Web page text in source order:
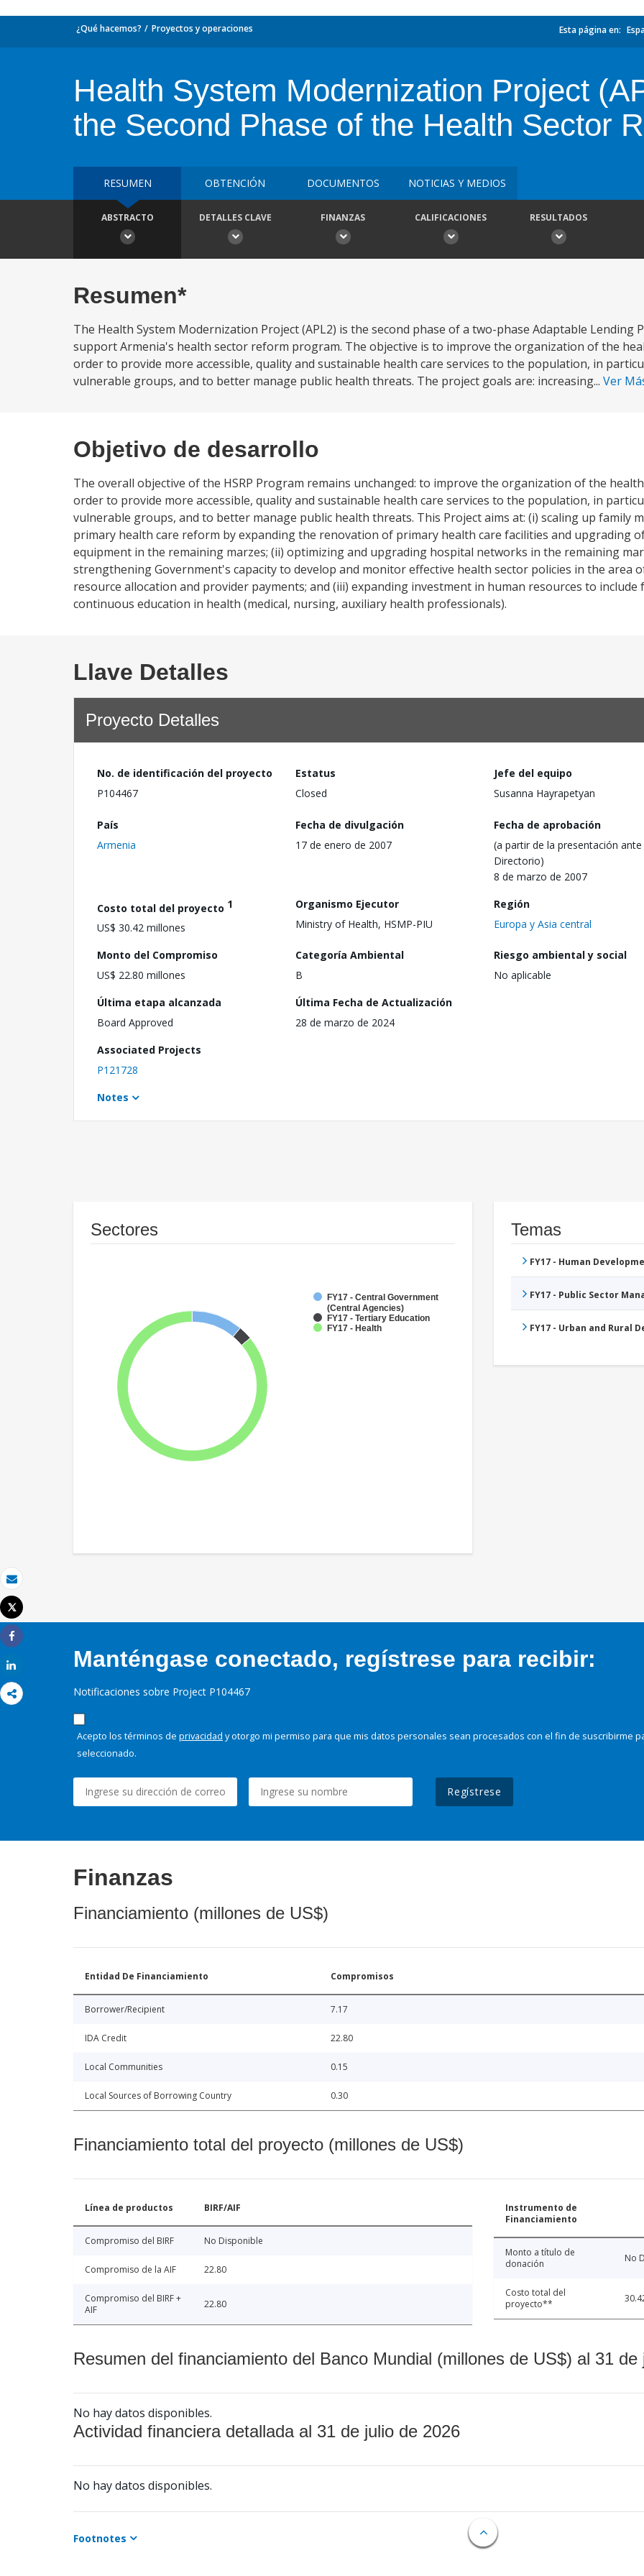
Correo electrónico
Imprimir
Tweet
Share
¿Qué hacemos? Proyectos y operaciones Esta página en:
Health System Modernization Project
the Second Phase of the Health Sector
RESUMEN OBTENCIÓN DOCUMENTOS NOTICIAS Y MEDIOS
ABSTRACTO DETALLES CLAVE FINANZAS CALIFICACIONES RESULTADOS
Resumen*
The Health System Modernization Project (APL2) is the second phase of a two-phase Adaptable Lending
support Armenia's health sector reform program. The objective is to improve the organization of the
order to provide more accessible, quality and sustainable health care services to the population, in
vulnerable groups, and to better manage public health threats. The project goals are: increasing... Ver
Objetivo de desarrollo
The overall objective of the HSRP Program remains unchanged: to improve the organization of the
order to provide more accessible, quality and sustainable health care services to the population, in
vulnerable groups, and to better manage public health threats. This Project aims at: (i) scaling up family
primary health care reform by expanding the renovation of primary health care facilities and upgrading
equipment in the remaining marzes; (ii) optimizing and upgrading hospital networks in the remaining
strengthening Government's capacity to develop and monitor effective health sector policies in the area
resource allocation and provider payments; and (iii) expanding investment in human resources to include
continuous education in health (medical, nursing, auxiliary health professionals).
Llave Detalles
Proyecto Detalles
No. de identificación del proyecto
P104467
Estatus
Closed
Jefe del equipo
Susanna Hayrapetyan
País
Armenia
Fecha de divulgación
17 de enero de 2007
Fecha de aprobación
(a partir de la presentación ante
Directorio)
8 de marzo de 2007
Costo total del proyecto 1
US$ 30.42 millones
Organismo Ejecutor
Ministry of Health, HSMP-PIU
Región
Europa y Asia central
Monto del Compromiso
US$ 22.80 millones
Categoría Ambiental
B
Riesgo ambiental y social
No aplicable
Última etapa alcanzada
Board Approved
Última Fecha de Actualización
28 de marzo de 2024
Associated Projects
P121728
Notes
Sectores
FY17 - Central Government
(Central Agencies)
FY17 - Tertiary Education
FY17 - Health
Temas
FY17 - Human
FY17 - Public Sector
FY17 - Urban and Rural
Manténgase conectado, regístrese para recibir:
Notificaciones sobre Project P104467
Acepto los términos de privacidad y otorgo mi permiso para que mis datos personales sean procesados con el fin de suscribirme
seleccionado.
Regístrese
Finanzas
Financiamiento (millones de US$)
Entidad De Financiamiento Compromisos
Borrower/Recipient 7.17
IDA Credit 22.80
Local Communities 0.15
Local Sources of Borrowing Country 0.30
Financiamiento total del proyecto (millones de US$)
Línea de productos BIRF/AIF
Compromiso del BIRF No Disponible
Compromiso de la AIF 22.80
Compromiso del BIRF +
AIF
22.80
Instrumento de
Financiamiento
Monto a título de
donación
No
Costo total del
proyecto**
Resumen del financiamiento del Banco Mundial (millones de US$) al 31 de
No hay datos disponibles.
Actividad financiera detallada al 31 de julio de 2026
No hay datos disponibles.
Footnotes